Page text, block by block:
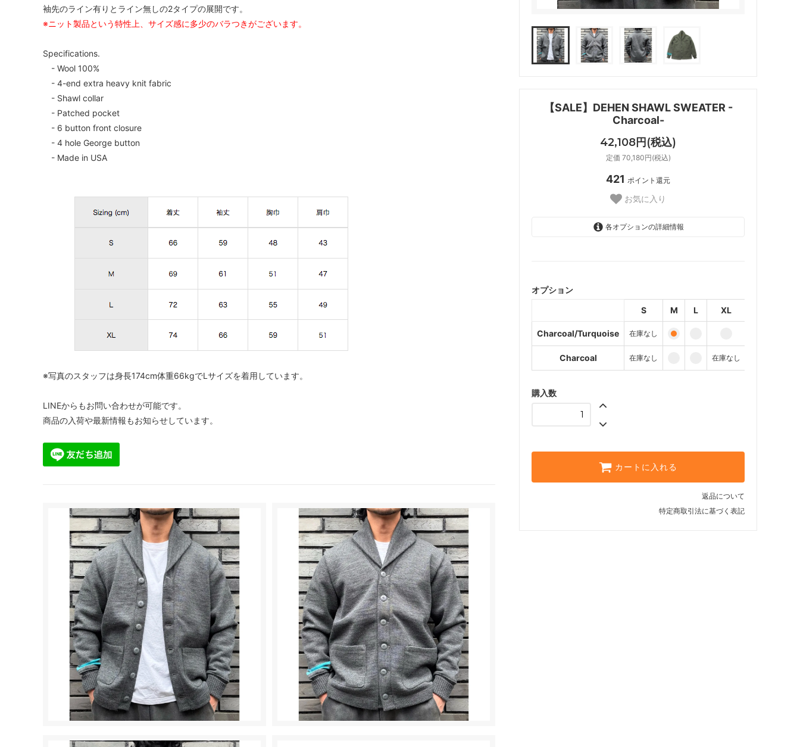
【SALE】DEHEN SHAWL SWEATER -
Charcoal-
42,108円(税込)
定価 70,180円(税込)
421 ポイント還元
お気に入り
各オプションの詳細情報
Charcoal/Turquoise
Charcoal/Turquoise
オプション
S
M L XL
Charcoal/Turquoise 在庫なし
Charcoal 在庫なし 在庫なし
購入数
カートに入れる
返品について
特定商取引法に基づく表記
袖先のライン有りとライン無しの2タイプの展開です。
※ニット製品という特性上、サイズ感に多少のバラつきがございます。
Specifications.
- Wool 100%
- 4-end extra heavy knit fabric
- Shawl collar
- Patched pocket
- 6 button front closure
- 4 hole George button
- Made in USA
※写真のスタッフは身長174cm体重66kgでLサイズを着用しています。
LINEからもお問い合わせが可能です。
商品の入荷や最新情報もお知らせしています。